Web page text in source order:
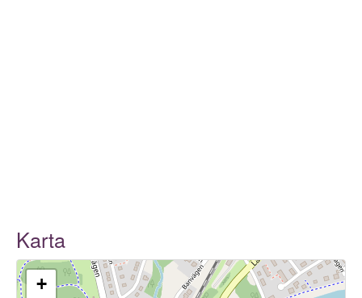
Karta
+